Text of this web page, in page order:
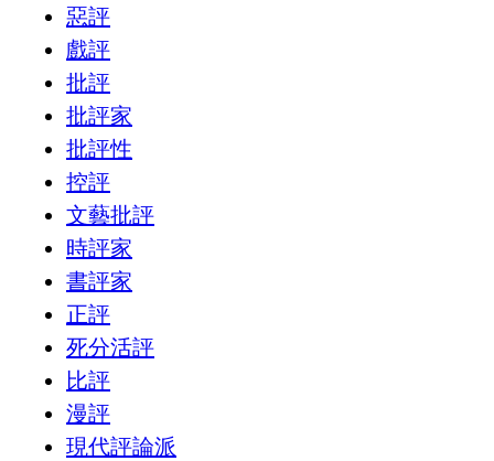
惡評
戲評
批評
批評家
批評性
控評
文藝批評
時評家
書評家
正評
死分活評
比評
漫評
現代評論派